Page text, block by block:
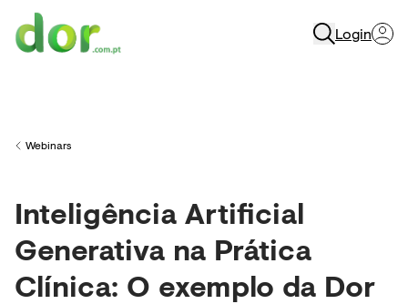
Login
Back to
Webinars
Inteligência Artificial
Generativa na Prática
Clínica: O exemplo da Dor